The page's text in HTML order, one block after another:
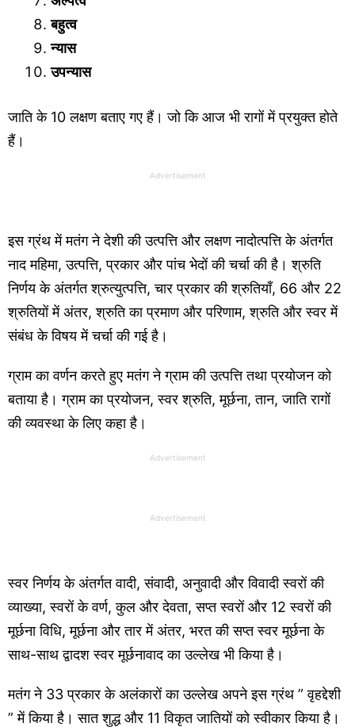
बहुत्व
न्यास
उपन्यास
जाति के 10 लक्षण बताए गए हैं। जो कि आज भी रागों में प्रयुक्त होते
हैं।
Advertisement
इस ग्रंथ में मतंग ने देशी की उत्पत्ति और लक्षण नादोत्पत्ति के अंतर्गत
नाद महिमा, उत्पत्ति, प्रकार और पांच भेदों की चर्चा की है। श्रुति
निर्णय के अंतर्गत श्रुत्युत्पत्ति, चार प्रकार की श्रुतियाँ, 66 और 22
श्रुतियों में अंतर, श्रुति का प्रमाण और परिणाम, श्रुति और स्वर में
संबंध के विषय में चर्चा की गई है।
ग्राम का वर्णन करते हुए मतंग ने ग्राम की उत्पत्ति तथा प्रयोजन को
बताया है। ग्राम का प्रयोजन, स्वर श्रुति, मूर्छना, तान, जाति रागों
की व्यवस्था के लिए कहा है।
Advertisement
Advertisement
स्वर निर्णय के अंतर्गत वादी, संवादी, अनुवादी और विवादी स्वरों की
व्याख्या, स्वरों के वर्ण, कुल और देवता, सप्त स्वरों और 12 स्वरों की
मूर्छना विधि, मूर्छना और तार में अंतर, भरत की सप्त स्वर मूर्छना के
साथ-साथ द्वादश स्वर मूर्छनावाद का उल्लेख भी किया है।
मतंग ने 33 प्रकार के अलंकारों का उल्लेख अपने इस ग्रंथ ” वृहद्देशी
” में किया है। सात शुद्ध और 11 विकृत जातियों को स्वीकार किया है।